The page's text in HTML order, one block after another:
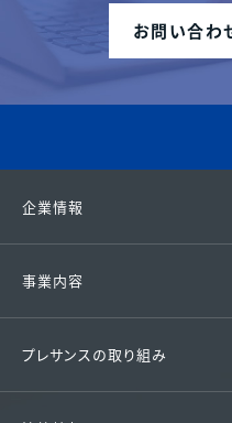
お問い合わ
企業情報
会社概要 / アクセス
事業内容
プレサンスの取り組み